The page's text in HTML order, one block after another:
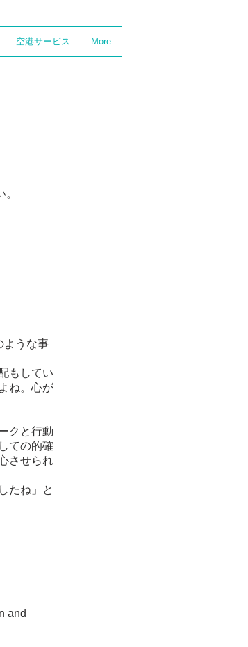
空港サービス More
ような事
もしてい
ね。心が
クと行動
ての的確
させられ
たね」と
and